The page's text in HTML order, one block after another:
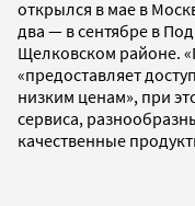
открылся в мае в
два — в сентябре в
Щелковском районе.
«предоставляет
низким ценам», при
сервиса,
качественные